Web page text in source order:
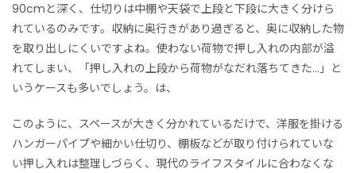
90cmと深く、仕切りは中棚や天袋で上段と下段に大きく分けら
れているのみです。収納に奥行きがあり過ぎると、奥に収納した物
を取り出しにくいですよね。使わない荷物で押し入れの内部が溢
れてしまい、「押し入れの上段から荷物がなだれ落ちてきた…」と
いうケースも多いでしょう。は、
このように、スペースが大きく分かれているだけで、洋服を掛ける
ハンガーパイプや細かい仕切り、棚板などが取り付けられていな
い押し入れは整理しづらく、現代のライフスタイルに合わなくな